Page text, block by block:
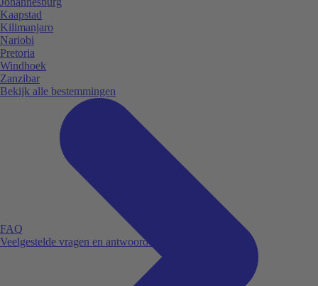
FAQ
Veelgestelde vragen en antwoorden.
Kaapstad
Kilimanjaro
Nariobi
Pretoria
Windhoek
Zanzibar
Bekijk alle bestemmingen